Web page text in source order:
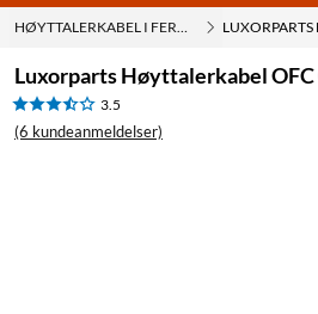
HØYTTALERKABEL I FERDIG LENGDE
Luxorparts Høyttalerkabel OFC
3.5
(6 kundeanmeldelser)